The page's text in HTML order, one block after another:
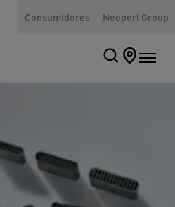
Consumidores Neoperl Group